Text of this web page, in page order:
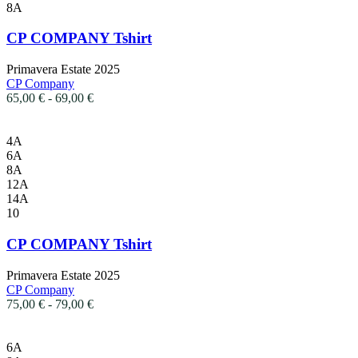
prodotto
ha
varianti.
opzioni
possono
essere
scelte
pagina
del
prodotto
8A
CP COMPANY Tshirt
Primavera Estate 2025
CP Company
65,00 € - 69,00 €Fascia
Questo
prodotto
ha
più
varianti.
Le
possono
essere
scelte
nella
pagina
del
4A
6A
8A
12A
14A
10
CP COMPANY Tshirt
Primavera Estate 2025
CP Company
75,00 € - 79,00 €Fascia
Questo
6A